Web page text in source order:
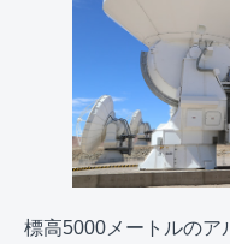
標高5000メートルのア